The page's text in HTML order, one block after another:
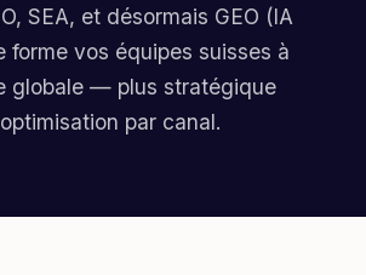
SEA, et désormais GEO (IA
forme vos équipes suisses à
globale — plus stratégique
par canal.